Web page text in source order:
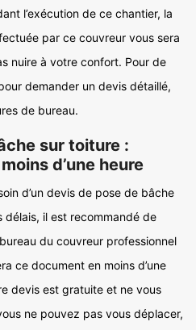
l’exécution de ce chantier, la
par ce couvreur vous sera
nuire à votre confort. Pour de
demander un devis détaillé,
de bureau.
sur toiture :
d’une heure
d’un devis de pose de bâche
il est recommandé de
du couvreur professionnel
ce document en moins d’une
devis est gratuite et ne vous
ne pouvez pas vous déplacer,